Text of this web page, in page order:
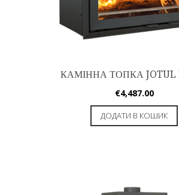
КАМІННА ТОПКА JOTUL
€4,487.00
ДОДАТИ В КОШИК